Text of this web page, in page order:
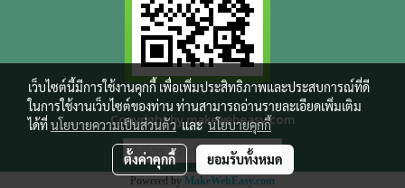
Copyright by makewebeasy.com
ผู้เข้าชมวันนี้ 209
Powered by MakeWebEasy.com
เว็บไซต์นี้มีการใช้งานคุกกี้ เพื่อเพิ่มประสิทธิภาพและประสบการณ์ที่ดี
ในการใช้งานเว็บไซต์ของท่าน ท่านสามารถอ่านรายละเอียดเพิ่มเติม
ได้ที่นโยบายความเป็นส่วนตัวและนโยบายคุกกี้
ตั้งค่าคุกกี้ ยอมรับทั้งหมด